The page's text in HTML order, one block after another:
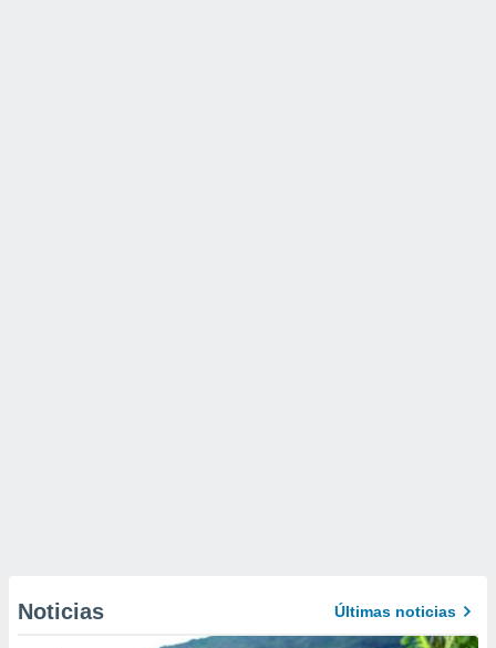
Noticias Últimas noticias